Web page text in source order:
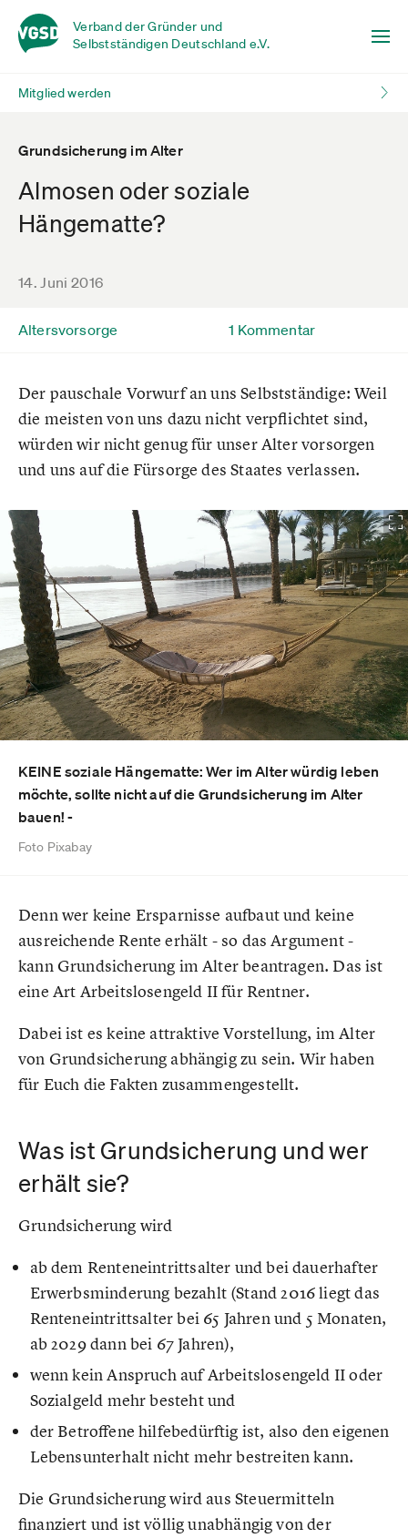
Verband der Gründer und
Selbstständigen Deutschland e.V.
Mitglied werden
Grundsicherung im Alter
Almosen oder soziale
Hängematte?
14. Juni 2016
Altersvorsorge 1 Kommentar
Der pauschale Vorwurf an uns Selbstständige: Weil
die meisten von uns dazu nicht verpflichtet sind,
würden wir nicht genug für unser Alter vorsorgen
und uns auf die Fürsorge des Staates verlassen.
KEINE soziale Hängematte: Wer im Alter würdig leben
möchte, sollte nicht auf die Grundsicherung im Alter
bauen! -
Foto Pixabay
Denn wer keine Ersparnisse aufbaut und keine
ausreichende Rente erhält - so das Argument -
kann Grundsicherung im Alter beantragen. Das ist
eine Art Arbeitslosengeld II für Rentner.
Dabei ist es keine attraktive Vorstellung, im Alter
von Grundsicherung abhängig zu sein. Wir haben
für Euch die Fakten zusammengestellt.
Was ist Grundsicherung und wer
erhält sie?
Grundsicherung wird
ab dem Renteneintrittsalter und bei dauerhafter
Erwerbsminderung bezahlt (Stand 2016 liegt das
Renteneintrittsalter bei 65 Jahren und 5 Monaten,
ab 2029 dann bei 67 Jahren),
wenn kein Anspruch auf Arbeitslosengeld II oder
Sozialgeld mehr besteht und
der Betroffene hilfebedürftig ist, also den eigenen
Lebensunterhalt nicht mehr bestreiten kann.
Die Grundsicherung wird aus Steuermitteln
finanziert und ist völlig unabhängig von der